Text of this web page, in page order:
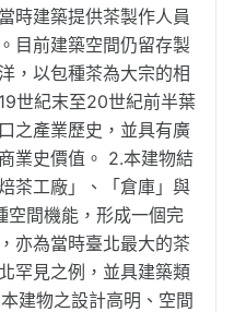
時建築提供茶製作人員
目前建築空間仍留存製
，以包種茶為大宗的相
世紀末至20世紀前半葉
之產業歷史，並具有廣
業史價值。 2.本建物結
茶工廠」、「倉庫」與
空間機能，形成一個完
亦為當時臺北最大的茶
罕見之例，並具建築類
建物之設計高明、空間